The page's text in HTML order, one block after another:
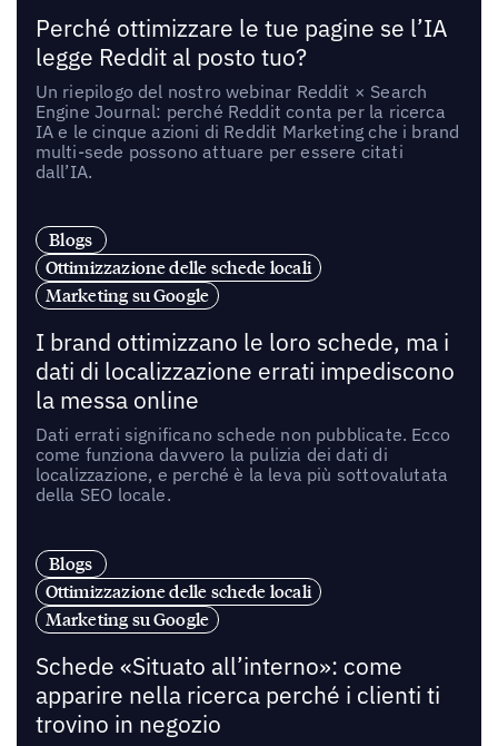
Perché ottimizzare le tue pagine se l’IA
legge Reddit al posto tuo?
Un riepilogo del nostro webinar Reddit × Search
Engine Journal: perché Reddit conta per la ricerca
IA e le cinque azioni di Reddit Marketing che i brand
multi-sede possono attuare per essere citati
dall’IA.
Blogs
Ottimizzazione delle schede locali
Marketing su Google
I brand ottimizzano le loro schede, ma i
dati di localizzazione errati impediscono
la messa online
Dati errati significano schede non pubblicate. Ecco
come funziona davvero la pulizia dei dati di
localizzazione, e perché è la leva più sottovalutata
della SEO locale.
Blogs
Ottimizzazione delle schede locali
Marketing su Google
Schede «Situato all’interno»: come
apparire nella ricerca perché i clienti ti
trovino in negozio